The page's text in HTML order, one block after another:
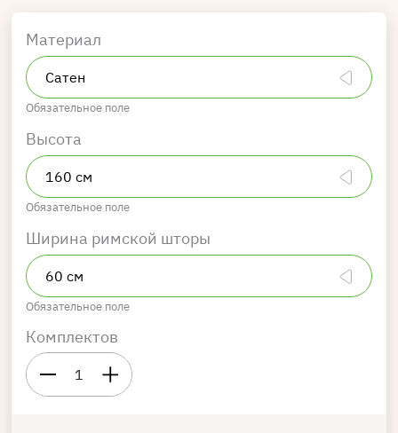
Материал
Обязательное поле
Высота
Обязательное поле
Ширина римской шторы
Обязательное поле
Комплектов
1